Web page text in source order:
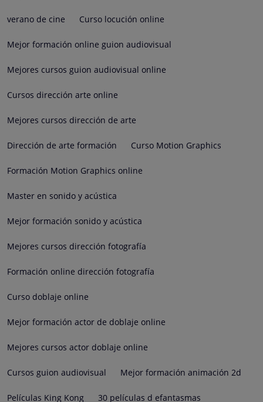
verano de cine Curso locución online
Mejor formación online guion audiovisual
Mejores cursos guion audiovisual online
Cursos dirección arte online
Mejores cursos dirección de arte
Dirección de arte formación Curso Motion Graphics
Formación Motion Graphics online
Master en sonido y acústica
Mejor formación sonido y acústica
Mejores cursos dirección fotografía
Formación online dirección fotografía
Curso doblaje online
Mejor formación actor de doblaje online
Mejores cursos actor doblaje online
Cursos guion audiovisual Mejor formación animación 2d
Películas King Kong 30 películas d efantasmas